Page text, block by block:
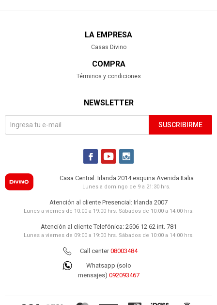
LA EMPRESA
Casas Divino
COMPRA
Términos y condiciones
NEWSLETTER
SUSCRIBIRME
  
Casa Central: Irlanda 2014 esquina Avenida Italia
Lunes a domingo de 9 a 21:30 hrs.
Atención al cliente Presencial: Irlanda 2007
Lunes a viernes de 10:00 a 19:00 hrs. Sábados de 10:00 a 14:00 hrs.
Atención al cliente Telefónica: 2506 12 62 int. 781
Lunes a viernes de 09:00 a 19:00 hrs. Sábados de 10:00 a 14:00 hrs.
Call center08003484
Whatsapp (solo
mensajes) 092093467